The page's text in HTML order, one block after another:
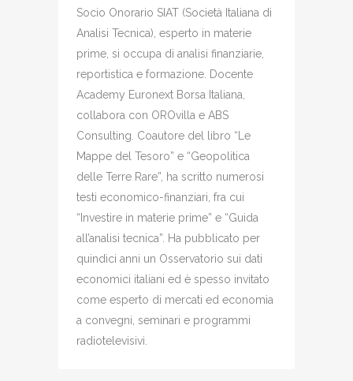
Socio Onorario SIAT (Società Italiana di
Analisi Tecnica), esperto in materie
prime, si occupa di analisi finanziarie,
reportistica e formazione. Docente
Academy Euronext Borsa Italiana,
collabora con OROvilla e ABS
Consulting. Coautore del libro “Le
Mappe del Tesoro” e “Geopolitica
delle Terre Rare”, ha scritto numerosi
testi economico-finanziari, fra cui
“Investire in materie prime” e “Guida
all’analisi tecnica”. Ha pubblicato per
quindici anni un Osservatorio sui dati
economici italiani ed è spesso invitato
come esperto di mercati ed economia
a convegni, seminari e programmi
radiotelevisivi.